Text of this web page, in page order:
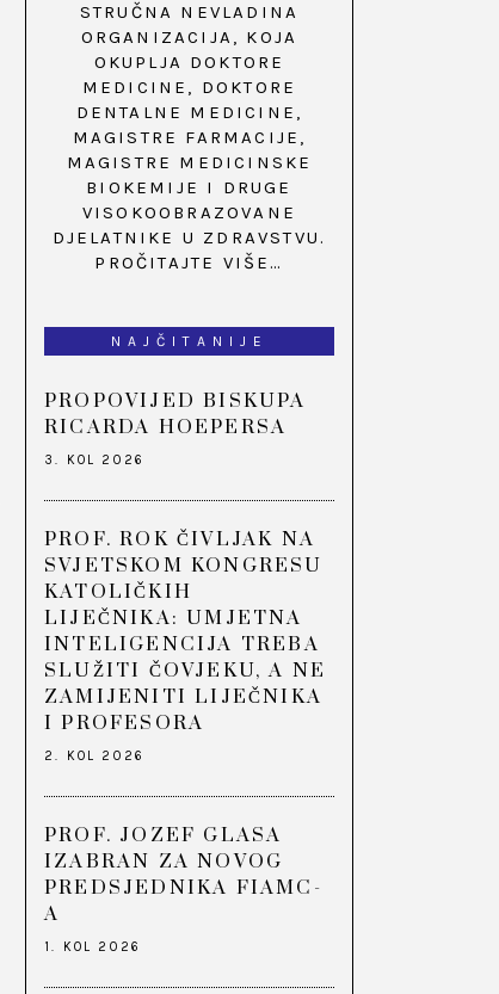
STRUČNA NEVLADINA
ORGANIZACIJA, KOJA
OKUPLJA DOKTORE
MEDICINE, DOKTORE
DENTALNE MEDICINE,
MAGISTRE FARMACIJE,
MAGISTRE MEDICINSKE
BIOKEMIJE I DRUGE
VISOKOOBRAZOVANE
DJELATNIKE U ZDRAVSTVU.
PROČITAJTE VIŠE…
NAJČITANIJE
PROPOVIJED BISKUPA
RICARDA HOEPERSA
3. KOL 2026
PROF. ROK ČIVLJAK NA
SVJETSKOM KONGRESU
KATOLIČKIH
LIJEČNIKA: UMJETNA
INTELIGENCIJA TREBA
SLUŽITI ČOVJEKU, A NE
ZAMIJENITI LIJEČNIKA
I PROFESORA
2. KOL 2026
PROF. JOZEF GLASA
IZABRAN ZA NOVOG
PREDSJEDNIKA FIAMC-
A
1. KOL 2026